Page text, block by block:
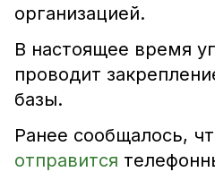
организацией.
В настоящее время
проводит
базы.
Ранее сообщалось,
отправится